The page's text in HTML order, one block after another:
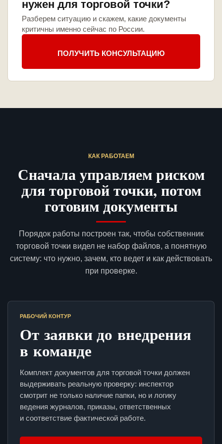
нужен для торговой точки?
Разберем ситуацию и скажем, какие документы
критичны именно сейчас по России.
ПОЛУЧИТЬ КОНСУЛЬТАЦИЮ
КАК РАБОТАЕМ
Сначала управляем риском
для торговой точки, потом
готовим документы
Порядок работы построен так, чтобы собственник
торговой точки видел не набор файлов, а понятную
систему: что нужно, зачем, кто ведет и как действовать
при проверке.
РАБОЧИЙ КОНТУР
От заявки до внедрения
в команде
Комплект документов для торговой точки должен
выдерживать реальную проверку: инспектор
смотрит не только наличие папки, но и логику
ведения журналов, приказы, ответственных
и соответствие фактической работе.